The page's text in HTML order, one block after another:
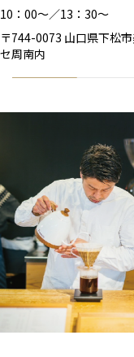
10：00～／13：30～
〒744-0073 山口県下松
セ周南内